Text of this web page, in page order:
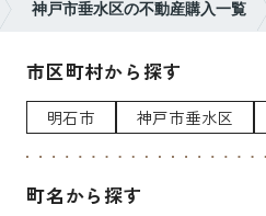
神戸市垂水区の不動産購入一覧
市区町村から探す
明石市 神戸市垂水区
町名から探す